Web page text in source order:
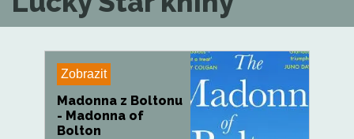
Zobrazit
Madonna z Boltonu
- Madonna of
Bolton